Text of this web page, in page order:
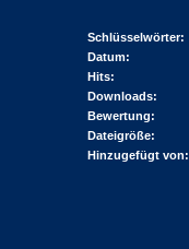
Schlüsselwörter:
Datum:
Hits:
Downloads:
Bewertung:
Dateigröße:
Hinzugefügt von: